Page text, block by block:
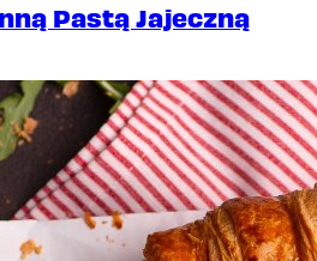
Pastą Jajeczną